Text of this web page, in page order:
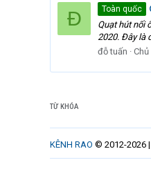
Đ Toàn quốc
Quạt hút nối
2020. Đây là
đỗ tuấn
TỪ KHÓA
KÊNH RAO © 2012-2026 |